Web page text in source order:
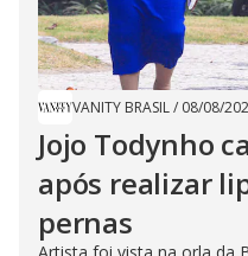
VANITY BRASIL/ 08/08/
Jojo Todynho
após realizar
pernas